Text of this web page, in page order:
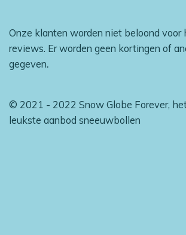
Onze klanten worden niet beloond voor
reviews. Er worden geen kortingen of
gegeven.
© 2021 - 2022 Snow Globe Forever,
leukste aanbod sneeuwbollen